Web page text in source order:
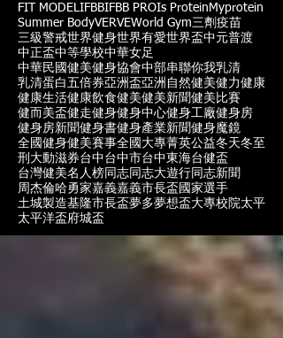
FIT MODELIFBBIFBB PROIs Protein Myprotein
Summer BodyVERVEWorld Gym三劑疫苗
三級警戒世界健身世界有愛世界盃中元普渡
中正盃中等學校中華女足
中華民國健美健身協會中部串聯你我乳清
乳清蛋白五倍券亞洲盃亞洲自然健美健力健康
健康生活健康飲食健美健美新聞健美比賽
健而美盃健走健身健身中心健身工廠健身房
健身房新聞健身書健身產業新聞健身魔鏡
全國健身健美賽事全國大專菁英公益冬天冬至
刑大動滋券台中台中市台中東海台健盃
台灣健美名人榜 同志 同志大遊行 同志新聞
周杰倫哈勇家嘉義嘉義市長盃 國家選手
土城製造基隆市長盃夢多夢想盃大專校院太平
太平洋盃府城盃